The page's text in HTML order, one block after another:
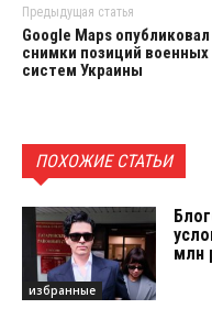
Предыдущая статья
Google Maps опубликовал
снимки позиций военных
систем Украины
ПОХОЖИЕ СТАТЬИ
избранные
млн